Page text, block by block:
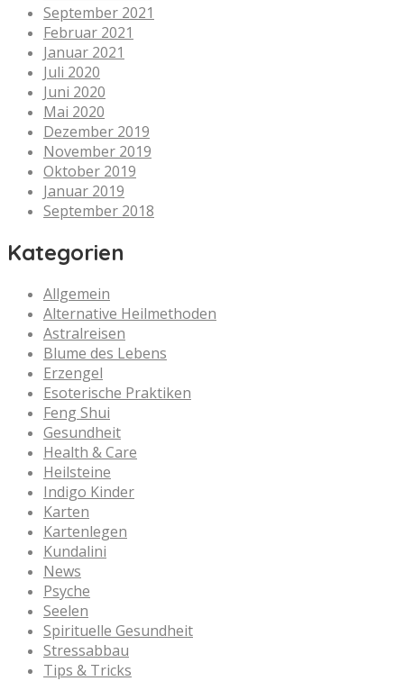
September 2021
Februar 2021
Januar 2021
Juli 2020
Juni 2020
Mai 2020
Dezember 2019
November 2019
Oktober 2019
Januar 2019
September 2018
Kategorien
Allgemein
Alternative Heilmethoden
Astralreisen
Blume des Lebens
Erzengel
Esoterische Praktiken
Feng Shui
Gesundheit
Health & Care
Heilsteine
Indigo Kinder
Karten
Kartenlegen
Kundalini
News
Psyche
Seelen
Spirituelle Gesundheit
Stressabbau
Tips & Tricks